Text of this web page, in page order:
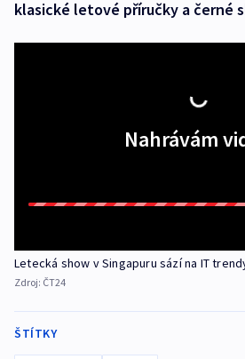
klasické letové příručky a černé
Nahrávám
Letecká show v Singapuru sází na IT
Zdroj: ČT24
ŠTÍTKY